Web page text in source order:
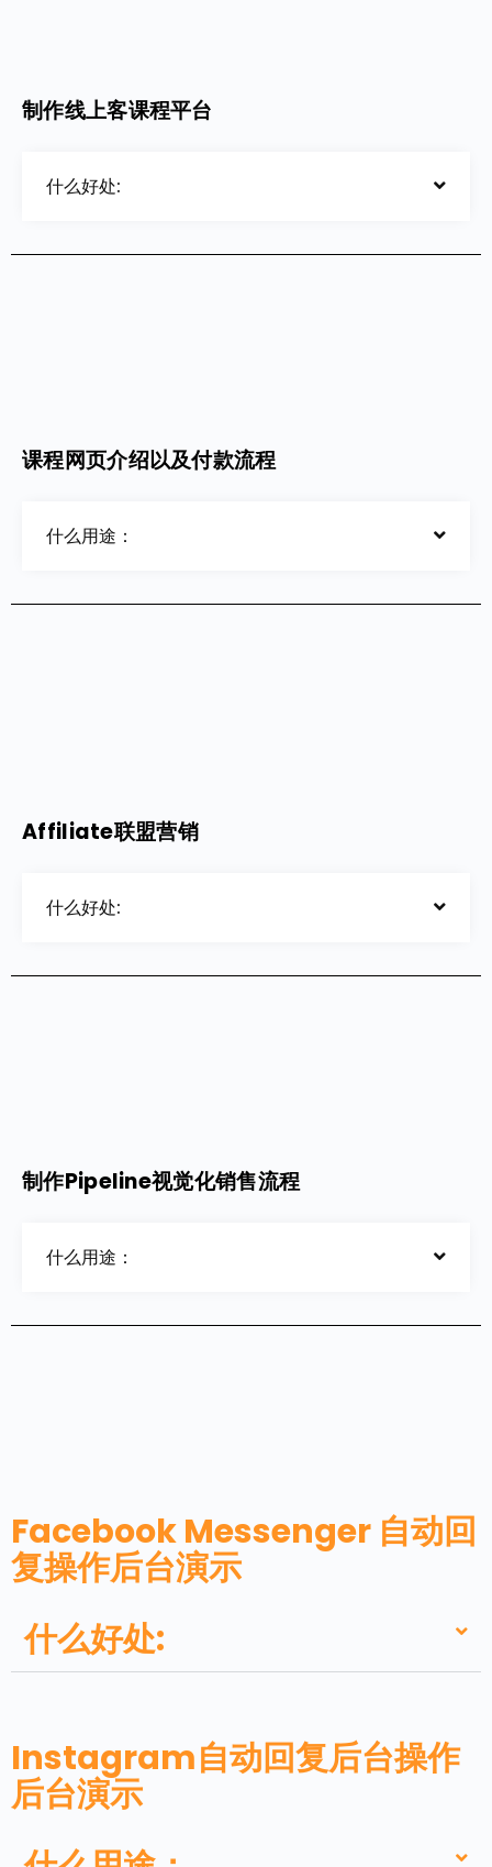
制作线上客课程平台
什么好处:
课程网页介绍以及付款流程
什么用途：
Affiliate联盟营销
什么好处:
制作Pipeline视觉化销售流程
什么用途：
Facebook Messenger 自动回
复操作后台演示
什么好处:
Instagram自动回复后台操作
后台演示